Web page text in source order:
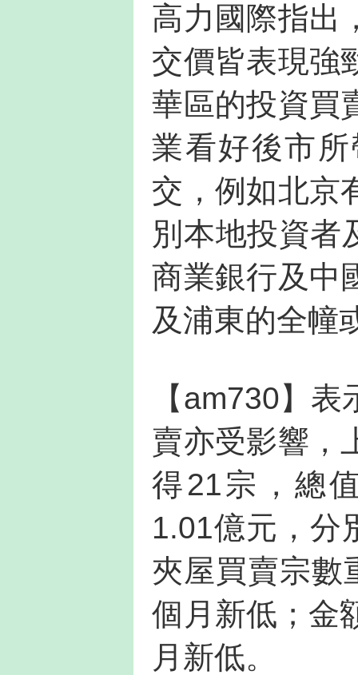
高力國際指出
交價皆表現強
華區的投資買
業看好後市
交，例如北京
別本地投資者
商業銀行及中
及浦東的全幢
【am730】
賣亦受影響，
得21宗，總
1.01億元，分
夾屋買賣宗數
個月新低；金
月新低。